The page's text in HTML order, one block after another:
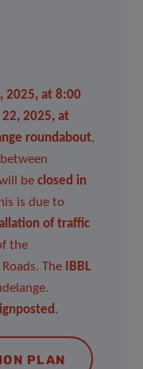
2025, at 8:00
2025, at
roundabout,
be closed in
is due to
of traffic
the
The
IBBL
.
PLAN